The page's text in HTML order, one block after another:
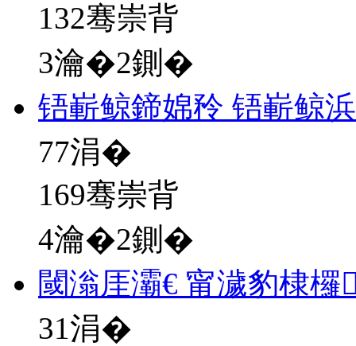
132骞崇背
3瀹�2鍘�
铻嶄鲸鍗婂矝 铻嶄鲸
77涓�
169骞崇背
4瀹�2鍘�
閾滃厓灞€ 甯濊豹棣
31涓�